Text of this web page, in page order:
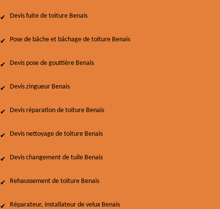
Devis fuite de toiture Benais
Pose de bâche et bâchage de toiture Benais
Devis pose de gouttière Benais
Devis zingueur Benais
Devis réparation de toiture Benais
Devis nettoyage de toiture Benais
Devis changement de tuile Benais
Rehaussement de toiture Benais
Réparateur, installateur de velux Benais